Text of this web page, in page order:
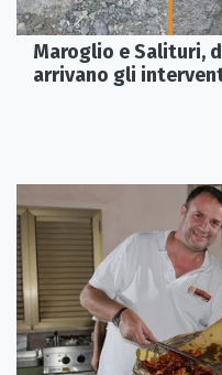
Maroglio e Salituri,
arrivano gli